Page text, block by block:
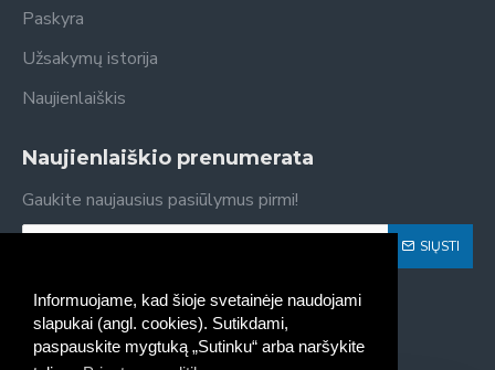
Informuojame, kad šioje svetainėje naudojami
slapukai (angl. cookies). Sutikdami,
paspauskite mygtuką „Sutinku“ arba naršykite
Paskyra
Užsakymų istorija
Naujienlaiškis
Naujienlaiškio prenumerata
Gaukite naujausius pasiūlymus pirmi!
SIŲSTI
Susipažinau ir sutinku su Privatumo politika